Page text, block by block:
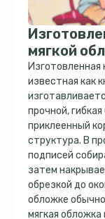
мягкой
Изготовленная
известная как
прочной,
приклеенный
структура. В
подписей
затем
обрезкой до
обложке
мягкая